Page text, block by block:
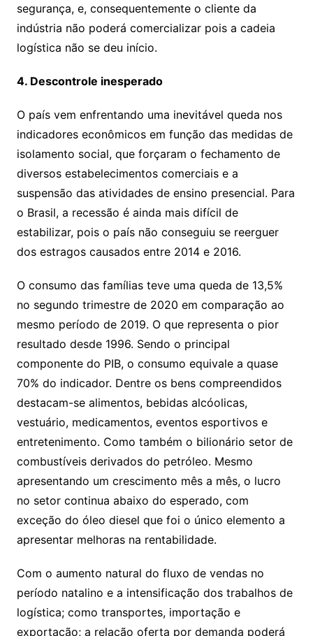
segurança, e, consequentemente o cliente da
indústria não poderá comercializar pois a cadeia
logística não se deu início.
4. Descontrole inesperado
O país vem enfrentando uma inevitável queda nos
indicadores econômicos em função das medidas de
isolamento social, que forçaram o fechamento de
diversos estabelecimentos comerciais e a
suspensão das atividades de ensino presencial. Para
o Brasil, a recessão é ainda mais difícil de
estabilizar, pois o país não conseguiu se reerguer
dos estragos causados entre 2014 e 2016.
O consumo das famílias teve uma queda de 13,5%
no segundo trimestre de 2020 em comparação ao
mesmo período de 2019. O que representa o pior
resultado desde 1996. Sendo o principal
componente do PIB, o consumo equivale a quase
70% do indicador. Dentre os bens compreendidos
destacam-se alimentos, bebidas alcóolicas,
vestuário, medicamentos, eventos esportivos e
entretenimento. Como também o bilionário setor de
combustíveis derivados do petróleo. Mesmo
apresentando um crescimento mês a mês, o lucro
no setor continua abaixo do esperado, com
exceção do óleo diesel que foi o único elemento a
apresentar melhoras na rentabilidade.
Com o aumento natural do fluxo de vendas no
período natalino e a intensificação dos trabalhos de
logística; como transportes, importação e
exportação; a relação oferta por demanda poderá